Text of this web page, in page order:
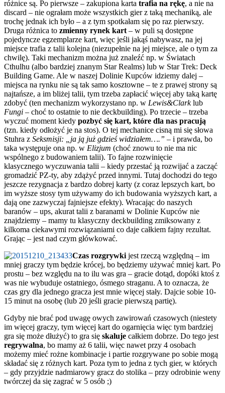
różnice są. Po pierwsze – zakupiona karta trafia na rękę, a nie na
discard – nie ograłam może wszystkich gier z taką mechaniką, ale
trochę jednak ich było – a z tym spotkałam się po raz pierwszy.
Druga różnica to zmienny rynek kart – w puli są dostępne
pojedyncze egzemplarze kart, więc jeśli jakąś nabywasz, na jej
miejsce trafia z talii kolejna (niezupełnie na jej miejsce, ale o tym za
chwilę). Taki mechanizm można już znaleźć np. w Światach
Cthulhu (albo bardziej znanym Star Realms) lub w Star Trek: Deck
Building Game. Ale w naszej Dolinie Kupców idziemy dalej –
miejsca na rynku nie są tak samo kosztowne – te z prawej strony są
najtańsze, a im bliżej talii, tym trzeba zapłacić więcej aby taką kartę
zdobyć (ten mechanizm wykorzystano np. w Lewis&Clarklub
Fungi – choć to ostatnie to nie deckbuilding). Po trzecie – trzeba
wyczuć moment kiedy pozbyć się kart, które dla nas pracują
(tzn. kiedy odłożyć je na stos). O tej mechanice cisną mi się słowa
Stuhra z Seksmisji: „ja ją już gdzieś widziałem….” – i prawda, bo
taka występuje ona np. w Elizjum (choć znowu to nie ma nic
wspólnego z budowaniem talii). To fajne rozwinięcie
klasycznego wyczuwania talii – kiedy przestać ją rozwijać a zacząć
gromadzić PZ-ty, aby zdążyć przed innymi. Tutaj dochodzi do tego
jeszcze rezygnacja z bardzo dobrej karty (z coraz lepszych kart, bo
im wyższe stosy tym używamy do ich budowania wyższych kart, a
dają one zazwyczaj fajniejsze efekty). Wracając do naszych
baranów – ups, akurat talii z baranami w Dolinie Kupców nie
znajdziemy – mamy tu klasyczny deckbuilding zmiksowany z
kilkoma ciekawymi rozwiązaniami co daje całkiem fajny rezultat.
Grając – jest nad czym główkować.
Czas rozgrywki jest rzeczą względną – im
mniej graczy tym będzie krócej, bo będziemy używać mniej kart. Po
prostu – bez względu na to ilu was gra – gracie dotąd, dopóki ktoś z
was nie wybuduje ostatniego, ósmego straganu. A to oznacza, że
czas gry dla jednego gracza jest mnie więcej stały. Dajcie sobie 10-
15 minut na osobę (lub 20 jeśli gracie pierwszą partię).
Gdyby nie brać pod uwagę owych zawirowań czasowych (niestety
im więcej graczy, tym więcej kart do ogarnięcia więc tym bardziej
gra się może dłużyć) to gra się skaluje całkiem dobrze. Do tego jest
regrywalna, bo mamy aż 6 talii, więc nawet przy 4 osobach
możemy mieć rożne kombinacje i partie rozgrywane po sobie mogą
składać się z różnych kart. Poza tym to jedna z tych gier, w których
– gdy przyjdzie nadmiarowy gracz do stolika – przy odrobinie weny
twórczej da się zagrać w 5 osób ;)